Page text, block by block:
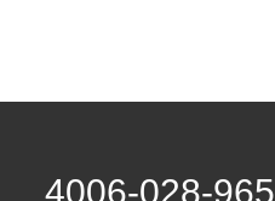
4006-028-965